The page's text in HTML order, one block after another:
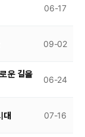
06-17
09-02
운 길을
06-24
대 07-16